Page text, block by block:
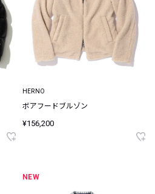
HERNO
ボアフードブルゾン
¥156,200
NEW